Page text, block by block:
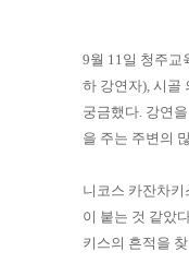
9월 11일 청주교
하 강연자), 시골
궁금했다. 강연
을 주는 주변의
니코스 카잔차키
이 붙는 것 같았
키스의 흔적을